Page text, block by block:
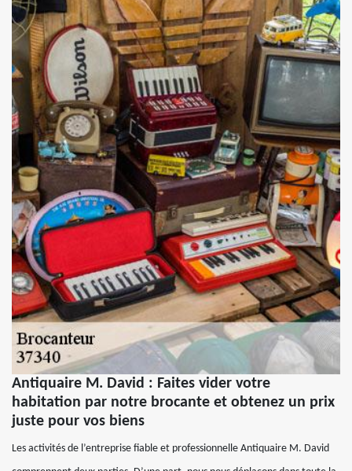
Antiquaire M. David : Faites vider votre
habitation par notre brocante et obtenez un prix
juste pour vos biens
Les activités de l’entreprise fiable et professionnelle Antiquaire M. David